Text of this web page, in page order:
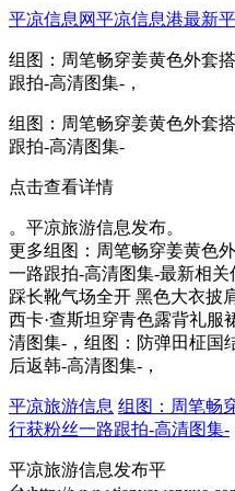
平凉信息网平凉信息港最新
组图：周笔畅穿姜黄色外套
跟拍-高清图集-，
组图：周笔畅穿姜黄色外套
跟拍-高清图集-
点击查看详情
。平凉旅游信息发布。
更多组图：周笔畅穿姜黄色
一路跟拍-高清图集-最新相
踩长靴气场全开 黑色大衣披
西卡·查斯坦穿青色露背礼服
清图集-，组图：防弹田柾国
后返韩-高清图集-，
平凉旅游信息 组图：周笔畅
行获粉丝一路跟拍-高清图集-
平凉旅游信息发布平